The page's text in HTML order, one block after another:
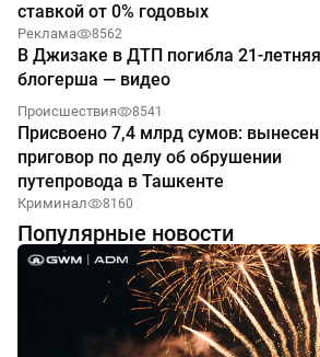
ставкой от 0% годовых
Реклама 8562
В Джизаке в ДТП погибла 21-летняя
блогерша — видео
Происшествия 8541
Присвоено 7,4 млрд сумов: вынесен
приговор по делу об обрушении
путепровода в Ташкенте
Криминал 8160
Популярные новости